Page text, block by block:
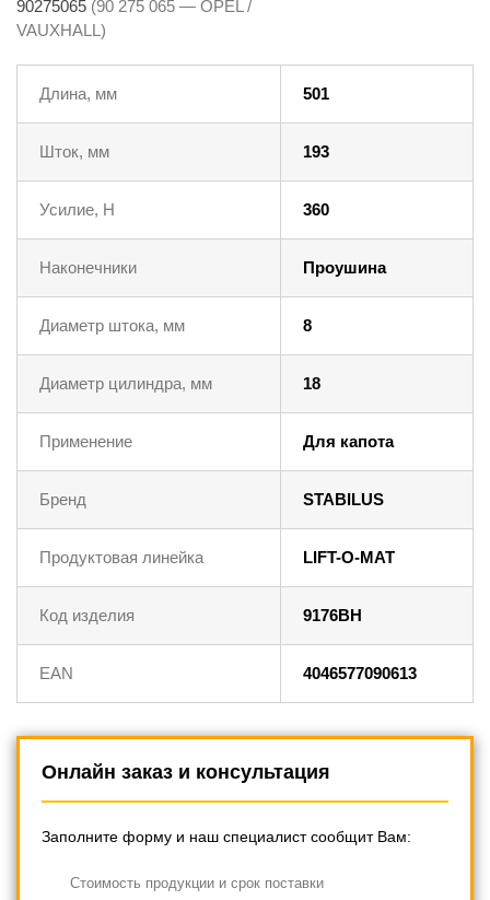
90275065 (90 275 065 — OPEL /
VAUXHALL)
Длина, мм 501
Шток, мм 193
Усилие, Н 360
Наконечники Проушина
Диаметр штока, мм 8
Диаметр цилиндра, мм 18
Применение Для капота
Бренд STABILUS
Продуктовая линейка LIFT-O-MAT
Код изделия 9176BH
EAN 4046577090613
Онлайн заказ и консультация
Заполните форму и наш специалист сообщит Вам:
Cтоимость продукции и срок поставки